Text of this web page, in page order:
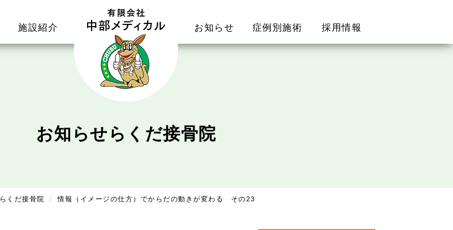
施設紹介 お知らせ 症例別施術 採用情報
お知らせ らくだ接骨院
らくだ接骨院 情報（イメージの仕方）でからだの動きが変わる その23